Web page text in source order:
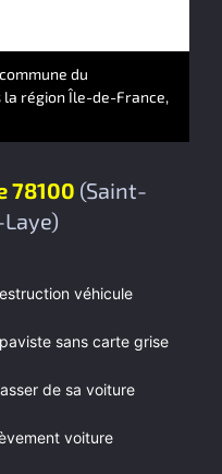
78100 (Saint-
véhicule
sans carte grise
de sa voiture
voiture
du
la région Île-de-France,